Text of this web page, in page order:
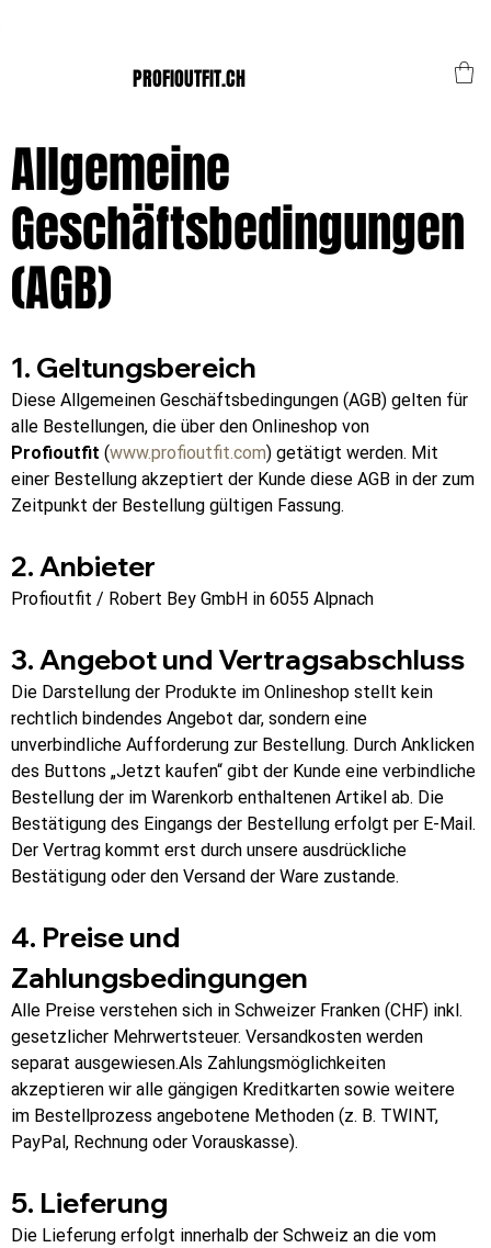
PROFIOUTFIT.CH
Allgemeine
Geschäftsbedingungen
(AGB)
1. Geltungsbereich
Diese Allgemeinen Geschäftsbedingungen (AGB) gelten für
alle Bestellungen, die über den Onlineshop von
Profioutfit (www.profioutfit.com) getätigt werden. Mit
einer Bestellung akzeptiert der Kunde diese AGB in der zum
Zeitpunkt der Bestellung gültigen Fassung.
2. Anbieter
Profioutfit / Robert Bey GmbH in 6055 Alpnach
3. Angebot und Vertragsabschluss
Die Darstellung der Produkte im Onlineshop stellt kein
rechtlich bindendes Angebot dar, sondern eine
unverbindliche Aufforderung zur Bestellung. Durch Anklicken
des Buttons „Jetzt kaufen“ gibt der Kunde eine verbindliche
Bestellung der im Warenkorb enthaltenen Artikel ab. Die
Bestätigung des Eingangs der Bestellung erfolgt per E-Mail.
Der Vertrag kommt erst durch unsere ausdrückliche
Bestätigung oder den Versand der Ware zustande.
4. Preise und
Zahlungsbedingungen
Alle Preise verstehen sich in Schweizer Franken (CHF) inkl.
gesetzlicher Mehrwertsteuer. Versandkosten werden
separat ausgewiesen.Als Zahlungsmöglichkeiten
akzeptieren wir alle gängigen Kreditkarten sowie weitere
im Bestellprozess angebotene Methoden (z. B. TWINT,
PayPal, Rechnung oder Vorauskasse).
5. Lieferung
Die Lieferung erfolgt innerhalb der Schweiz an die vom